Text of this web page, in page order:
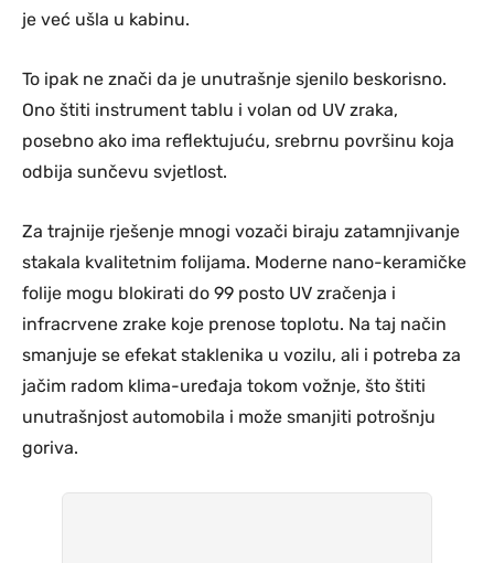
je već ušla u kabinu.
To ipak ne znači da je unutrašnje sjenilo beskorisno.
Ono štiti instrument tablu i volan od UV zraka,
posebno ako ima reflektujuću, srebrnu površinu koja
odbija sunčevu svjetlost.
Za trajnije rješenje mnogi vozači biraju zatamnjivanje
stakala kvalitetnim folijama. Moderne nano-keramičke
folije mogu blokirati do 99 posto UV zračenja i
infracrvene zrake koje prenose toplotu. Na taj način
smanjuje se efekat staklenika u vozilu, ali i potreba za
jačim radom klima-uređaja tokom vožnje, što štiti
unutrašnjost automobila i može smanjiti potrošnju
goriva.